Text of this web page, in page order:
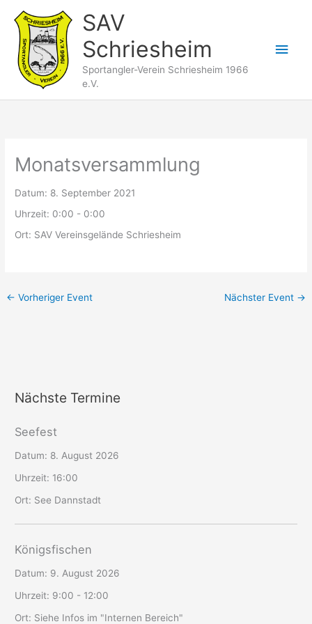
Inhalt
springen
SAV
Schriesheim
Sportangler-Verein Schriesheim 1966
e.V.
Monatsversammlung
Datum: 8. September 2021
Uhrzeit: 0:00 - 0:00
Ort: SAV Vereinsgelände Schriesheim
← Vorheriger Event Nächster Event →
Nächste Termine
Seefest
Datum: 8. August 2026
Uhrzeit: 16:00
Ort: See Dannstadt
Königsfischen
Datum: 9. August 2026
Uhrzeit: 9:00 - 12:00
Ort: Siehe Infos im "Internen Bereich"